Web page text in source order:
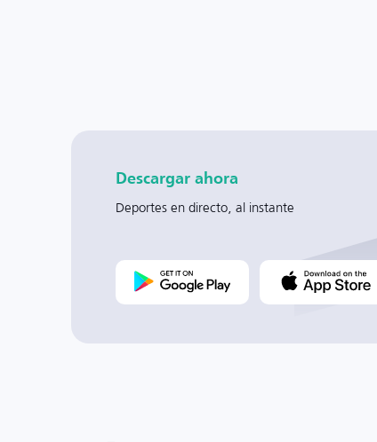
Descargar ahora
Deportes en directo, al instante